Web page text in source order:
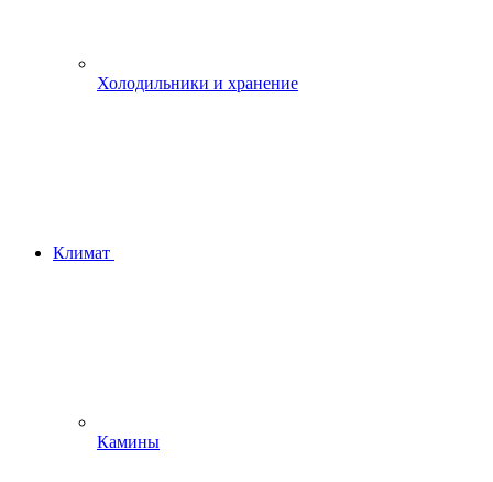
Холодильники и хранение
Климат
Камины